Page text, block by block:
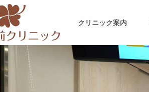
クリニック案内